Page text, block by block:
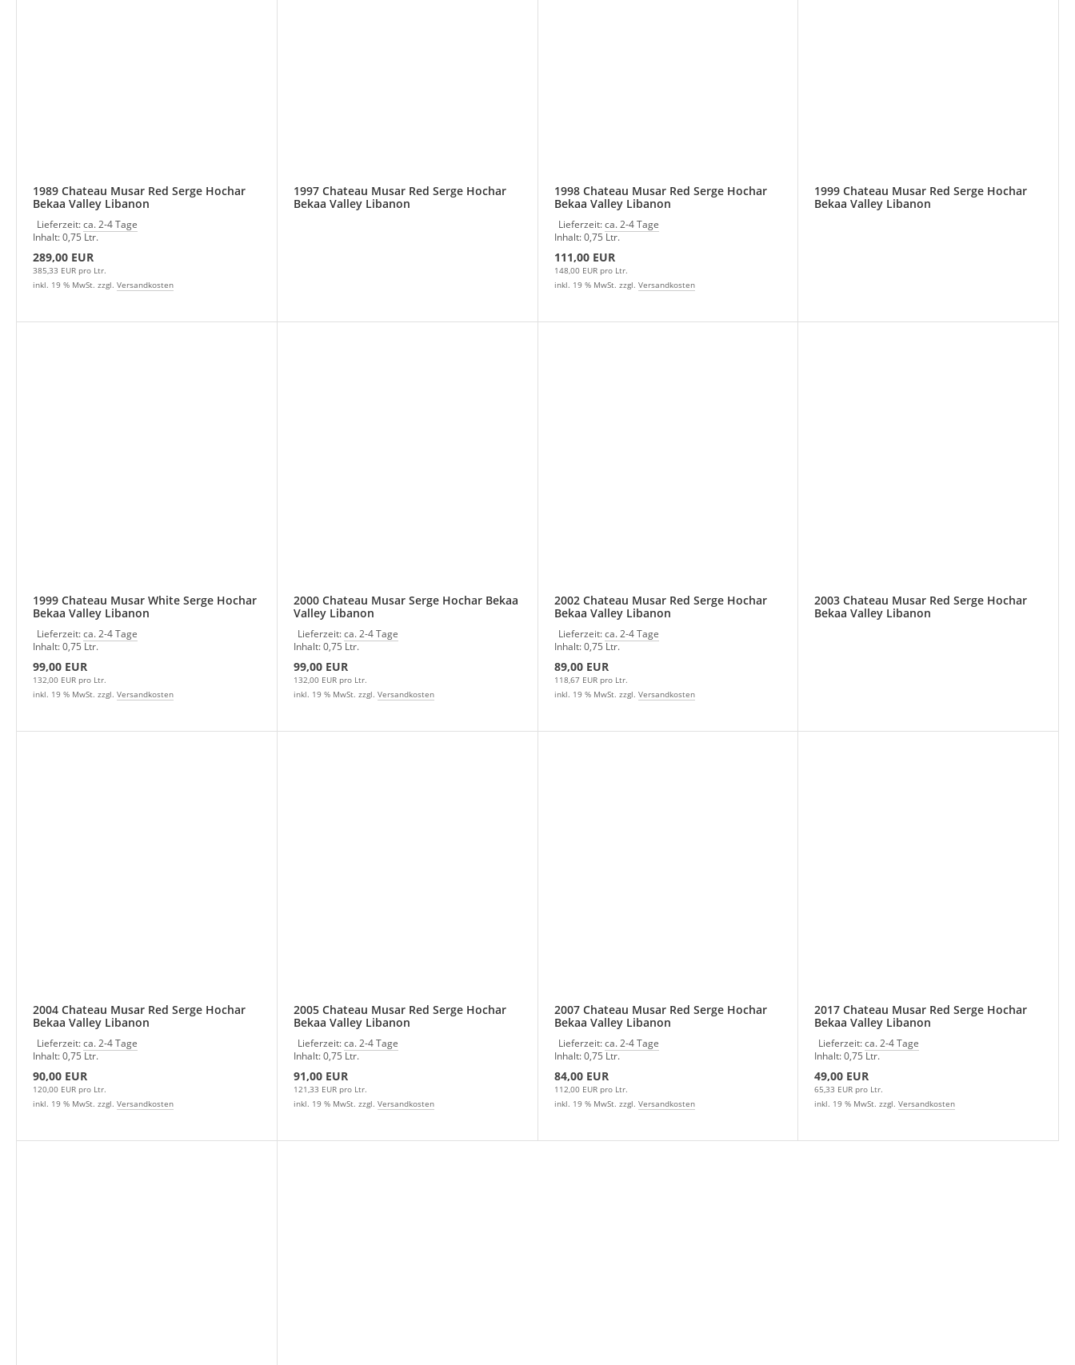
1989 Chateau Musar Red Serge Hochar
Bekaa Valley Libanon
Lieferzeit:ca. 2-4 Tage
Inhalt: 0,75 Ltr.
289,00 EUR
385,33 EUR pro Ltr.
inkl. 19 % MwSt. zzgl. Versandkosten
1997 Chateau Musar Red Serge Hochar
Bekaa Valley Libanon
1998 Chateau Musar Red Serge Hochar
Bekaa Valley Libanon
Lieferzeit:ca. 2-4 Tage
Inhalt: 0,75 Ltr.
111,00 EUR
148,00 EUR pro Ltr.
inkl. 19 % MwSt. zzgl. Versandkosten
1999 Chateau Musar Red Serge Hochar
Bekaa Valley Libanon
1999 Chateau Musar White Serge Hochar
Bekaa Valley Libanon
Lieferzeit:ca. 2-4 Tage
Inhalt: 0,75 Ltr.
99,00 EUR
132,00 EUR pro Ltr.
inkl. 19 % MwSt. zzgl. Versandkosten
2000 Chateau Musar Serge Hochar Bekaa
Valley Libanon
Lieferzeit:ca. 2-4 Tage
Inhalt: 0,75 Ltr.
99,00 EUR
132,00 EUR pro Ltr.
inkl. 19 % MwSt. zzgl. Versandkosten
2002 Chateau Musar Red Serge Hochar
Bekaa Valley Libanon
Lieferzeit:ca. 2-4 Tage
Inhalt: 0,75 Ltr.
89,00 EUR
118,67 EUR pro Ltr.
inkl. 19 % MwSt. zzgl. Versandkosten
2003 Chateau Musar Red Serge Hochar
Bekaa Valley Libanon
2004 Chateau Musar Red Serge Hochar
Bekaa Valley Libanon
Lieferzeit:ca. 2-4 Tage
Inhalt: 0,75 Ltr.
90,00 EUR
120,00 EUR pro Ltr.
inkl. 19 % MwSt. zzgl. Versandkosten
2005 Chateau Musar Red Serge Hochar
Bekaa Valley Libanon
Lieferzeit:ca. 2-4 Tage
Inhalt: 0,75 Ltr.
91,00 EUR
121,33 EUR pro Ltr.
inkl. 19 % MwSt. zzgl. Versandkosten
2007 Chateau Musar Red Serge Hochar
Bekaa Valley Libanon
Lieferzeit:ca. 2-4 Tage
Inhalt: 0,75 Ltr.
84,00 EUR
112,00 EUR pro Ltr.
inkl. 19 % MwSt. zzgl. Versandkosten
2017 Chateau Musar Red Serge Hochar
Bekaa Valley Libanon
Lieferzeit:ca. 2-4 Tage
Inhalt: 0,75 Ltr.
49,00 EUR
65,33 EUR pro Ltr.
inkl. 19 % MwSt. zzgl.Versandkosten